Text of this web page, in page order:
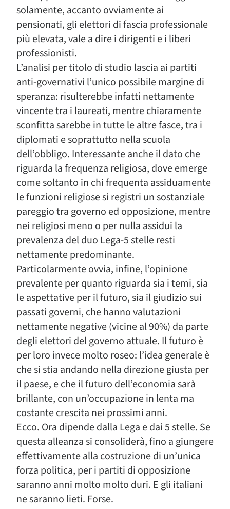
solamente, accanto ovviamente ai
pensionati, gli elettori di fascia professionale
più elevata, vale a dire i dirigenti e i liberi
professionisti.
L’analisi per titolo di studio lascia ai partiti
anti-governativi l’unico possibile margine di
speranza: risulterebbe infatti nettamente
vincente tra i laureati, mentre chiaramente
sconfitta sarebbe in tutte le altre fasce, tra i
diplomati e soprattutto nella scuola
dell’obbligo. Interessante anche il dato che
riguarda la frequenza religiosa, dove emerge
come soltanto in chi frequenta assiduamente
le funzioni religiose si registri un sostanziale
pareggio tra governo ed opposizione, mentre
nei religiosi meno o per nulla assidui la
prevalenza del duo Lega-5 stelle resti
nettamente predominante.
Particolarmente ovvia, infine, l’opinione
prevalente per quanto riguarda sia i temi, sia
le aspettative per il futuro, sia il giudizio sui
passati governi, che hanno valutazioni
nettamente negative (vicine al 90%) da parte
degli elettori del governo attuale. Il futuro è
per loro invece molto roseo: l’idea generale è
che si stia andando nella direzione giusta per
il paese, e che il futuro dell’economia sarà
brillante, con un’occupazione in lenta ma
costante crescita nei prossimi anni.
Ecco. Ora dipende dalla Lega e dai 5 stelle. Se
questa alleanza si consoliderà, fino a giungere
effettivamente alla costruzione di un’unica
forza politica, per i partiti di opposizione
saranno anni molto molto duri. E gli italiani
ne saranno lieti. Forse.